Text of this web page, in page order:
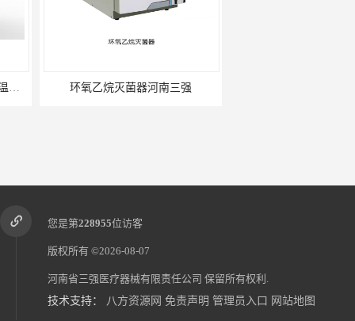
环氧乙烷灭菌器河南三强
您是第228955位访客
版权所有 ©2026-08-07
河南省三强医疗器械有限责任公司 保留所有权利.
技术支持： 八方资源网 免责声明 管理员入口 网站地图